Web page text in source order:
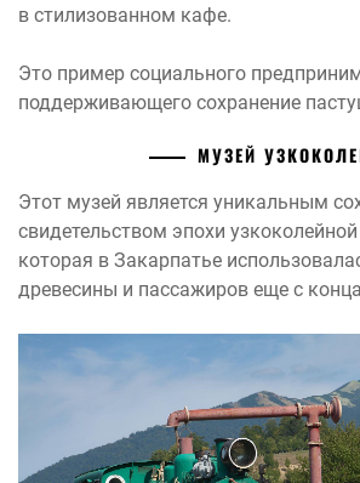
в стилизованном кафе.
Это пример социального
поддерживающего сохранение
МУЗЕЙ
Этот музей является уникальным
свидетельством эпохи
которая в Закарпатье
древесины и пассажиров еще с